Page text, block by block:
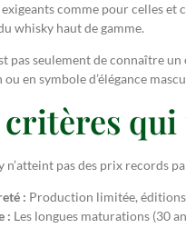
comme pour celles et
whisky haut de gamme.
pas seulement de connaître
en symbole d’élégance
critères
n’atteint pas des prix records
: Production limitée,
: Les longues maturations (30